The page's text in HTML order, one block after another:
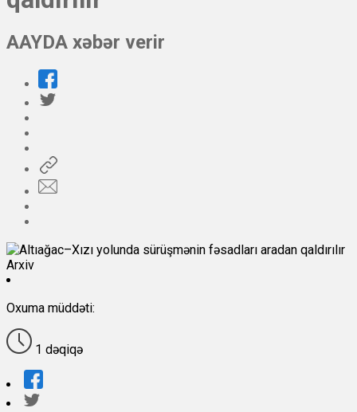
AAYDA xəbər verir
Arxiv
Oxuma müddəti:
1 dəqiqə